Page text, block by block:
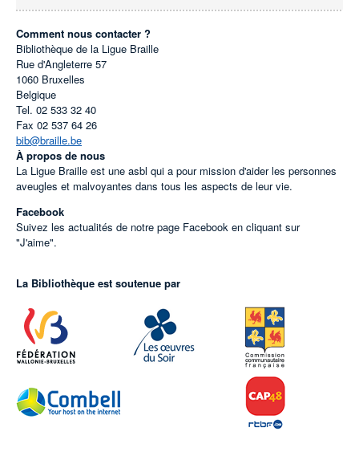
Comment nous contacter ?
Bibliothèque de la Ligue Braille
Rue d'Angleterre 57
1060 Bruxelles
Belgique
Tel. 02 533 32 40
Fax 02 537 64 26
bib@braille.be
À propos de nous
La Ligue Braille est une asbl qui a pour mission d'aider les personnes
aveugles et malvoyantes dans tous les aspects de leur vie.
Facebook
Suivez les actualités de notre page Facebook en cliquant sur
"J'aime".
La Bibliothèque est soutenue par